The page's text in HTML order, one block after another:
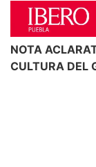
NOTA
CULTURA DEL